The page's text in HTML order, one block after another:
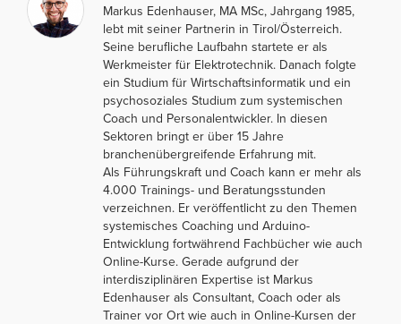
Markus Edenhauser, MA MSc, Jahrgang 1985,
lebt mit seiner Partnerin in Tirol/Österreich.
Seine berufliche Laufbahn startete er als
Werkmeister für Elektrotechnik. Danach folgte
ein Studium für Wirtschaftsinformatik und ein
psychosoziales Studium zum systemischen
Coach und Personalentwickler. In diesen
Sektoren bringt er über 15 Jahre
branchenübergreifende Erfahrung mit.
Als Führungskraft und Coach kann er mehr als
4.000 Trainings- und Beratungsstunden
verzeichnen. Er veröffentlicht zu den Themen
systemisches Coaching und Arduino-
Entwicklung fortwährend Fachbücher wie auch
Online-Kurse. Gerade aufgrund der
interdisziplinären Expertise ist Markus
Edenhauser als Consultant, Coach oder als
Trainer vor Ort wie auch in Online-Kursen der